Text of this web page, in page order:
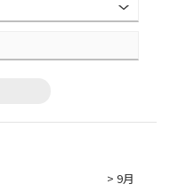
> 9月